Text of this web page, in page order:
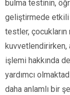
bulma testinin,
geliştirmede etkili
testler,
kuvvetlendirirken,
işlemi hakkında
yardımcı
daha anlamlı bir